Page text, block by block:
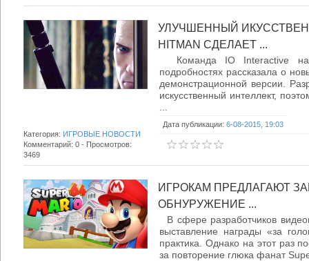
УЛУЧШЕННЫЙ
HITMAN СДЕЛАЕТ ...
Команда IO Interactive на
подробностях рассказала о
демонстрационной версии.
искусственный интеллект,
Дата публикации: 6-08-2015, 19:03
Категория: ИГРОВЫЕ НОВОСТИ
Комментарий: 0 - Просмотров:
3469
ИГРОКАМ ПРЕДЛАГАЮТ
ОБНУРУЖЕНИЕ ...
В сфере разработчиков
выставление награды «за
практика. Однако на этот раз
за повторение глюка фанат